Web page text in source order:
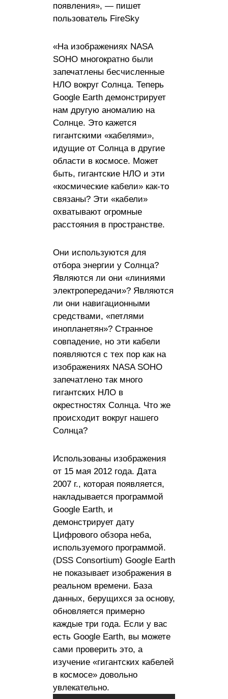
появления», — пишет
пользователь FireSky
«На изображениях NASA
SOHO многократно были
запечатлены бесчисленные
НЛО вокруг Солнца. Теперь
Google Earth демонстрирует
нам другую аномалию на
Солнце. Это кажется
гигантскими «кабелями»,
идущие от Солнца в другие
области в космосе. Может
быть, гигантские НЛО и эти
«космические кабели» как-то
связаны? Эти «кабели»
охватывают огромные
расстояния в пространстве.
Они используются для
отбора энергии у Солнца?
Являются ли они «линиями
электропередачи»? Являются
ли они навигационными
средствами, «петлями
инопланетян»? Странное
совпадение, но эти кабели
появляются с тех пор как на
изображениях NASA SOHO
запечатлено так много
гигантских НЛО в
окрестностях Солнца. Что же
происходит вокруг нашего
Солнца?
Использованы изображения
от 15 мая 2012 года. Дата
2007 г., которая появляется,
накладывается программой
Google Earth, и
демонстрирует дату
Цифрового обзора неба,
используемого программой.
(DSS Consortium) Google Earth
не показывает изображения в
реальном времени. База
данных, берущихся за основу,
обновляется примерно
каждые три года. Если у вас
есть Google Earth, вы можете
сами проверить это, а
изучение «гигантских кабелей
в космосе» довольно
увлекательно.